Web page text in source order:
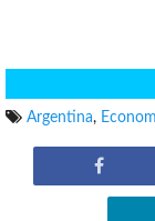
Argentina,